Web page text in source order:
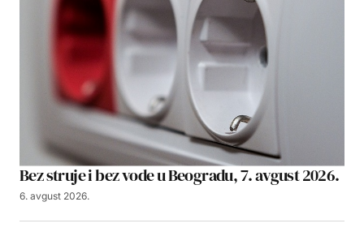
Bez struje i bez vode u Beogradu, 7. avgust 2026.
6. avgust 2026.